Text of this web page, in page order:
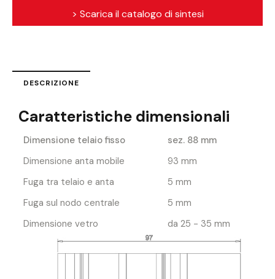
> Scarica il catalogo di sintesi
DESCRIZIONE
Caratteristiche dimensionali
Dimensione telaio fisso
sez. 88 mm
Dimensione anta mobile
93 mm
Fuga tra telaio e anta
5 mm
Fuga sul nodo centrale
5 mm
Dimensione vetro
da 25 - 35 mm